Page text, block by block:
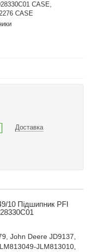
CASE,
CASE
Доставка
10 Підшипник PFI
John Deere JD9137,
JLM813010,